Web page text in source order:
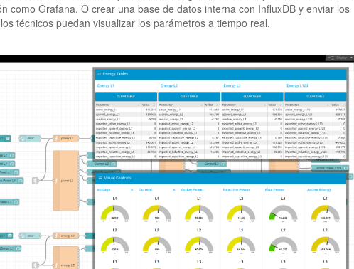
como Grafana. O crear una base de datos interna con InfluxDB y enviar los
técnicos puedan visualizar los parámetros a tiempo real.